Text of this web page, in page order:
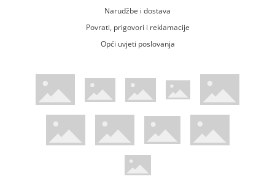
Narudžbe i dostava
Povrati, prigovori i reklamacije
Opći uvjeti poslovanja
WsPay web stranicaMaestro web stranicaMastercard web stranicaAmerican Express web stranica
Visa web stranica
Diners web stranicaTrustwave certificiranoMastercard sigurnosni kod web
Pci Dss certificirano
Verified by Visa web stranica